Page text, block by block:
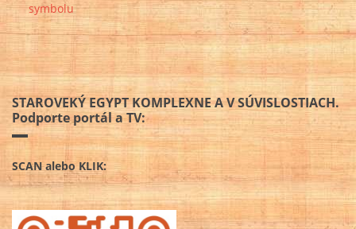
symbolu
STAROVEKÝ EGYPT KOMPLEXNE A V SÚVISLOSTIACH.
Podporte portál a TV:
SCAN alebo KLIK: